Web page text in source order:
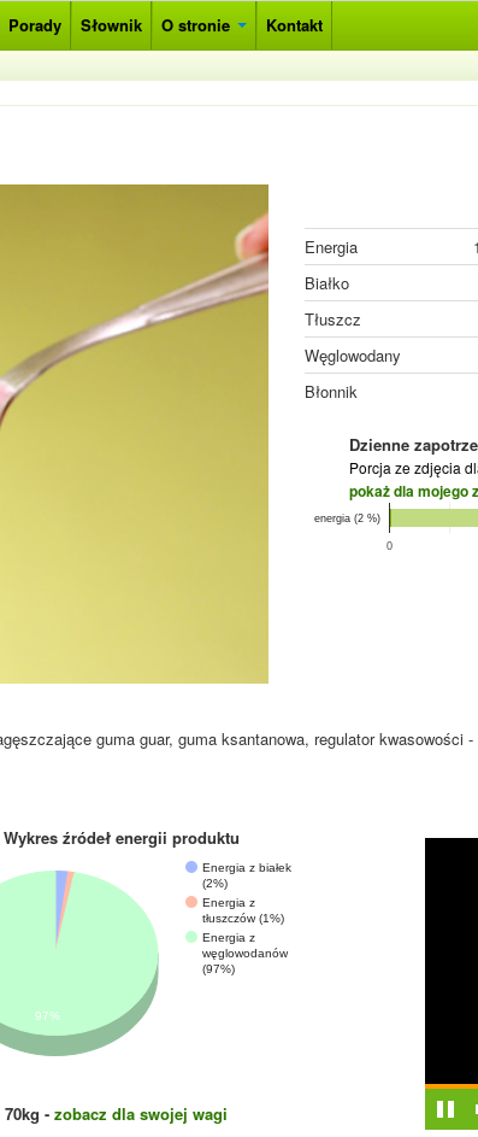
Porady Słownik O stronie Kontakt
Energia
Białko
Tłuszcz
Węglowodany
Błonnik
Dzienne
Porcja ze zdjęcia
pokaż dla mojego
0
energia (2 %)
guma guar, guma ksantanowa, regulator kwasowości
Wykres źródeł energii produktu
Energia z białek
(2%)
Energia z
tłuszczów (1%)
Energia z
węglowodanów
(97%)
97%
70kg - zobacz dla swojej wagi